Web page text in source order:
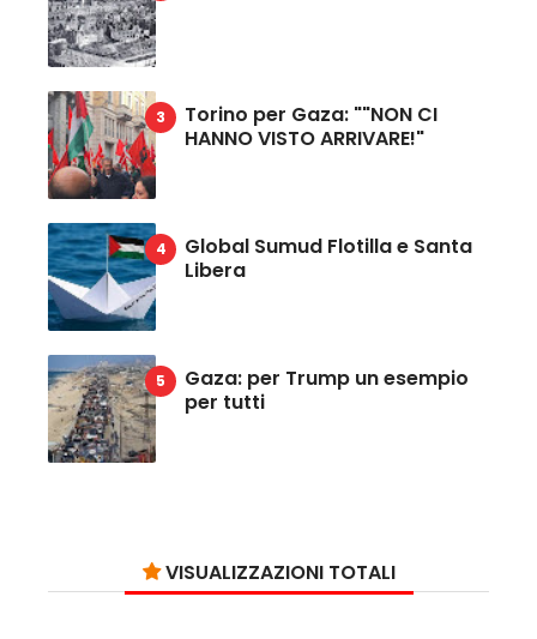
Torino per Gaza: ""NON CI
HANNO VISTO ARRIVARE!"
Global Sumud Flotilla e Santa
Libera
Gaza: per Trump un esempio
per tutti
VISUALIZZAZIONI TOTALI